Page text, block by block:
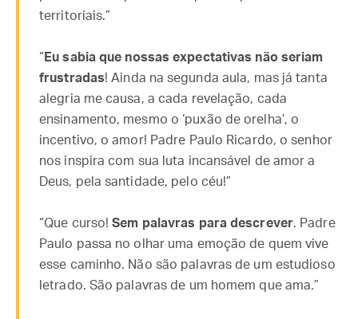
territoriais.”
“Eu sabia que nossas expectativas não seriam
frustradas! Ainda na segunda aula, mas já tanta
alegria me causa, a cada revelação, cada
ensinamento, mesmo o ‘puxão de orelha’, o
incentivo, o amor! Padre Paulo Ricardo, o senhor
nos inspira com sua luta incansável de amor a
Deus, pela santidade, pelo céu!”
“Que curso!Sem palavras para descrever. Padre
Paulo passa no olhar uma emoção de quem vive
esse caminho. Não são palavras de um estudioso
letrado. São palavras de um homem que ama.”